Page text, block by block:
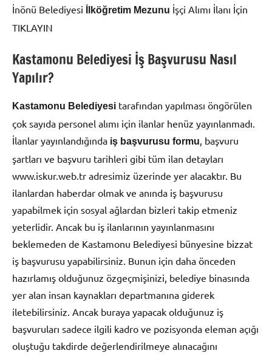
İnönü Belediyesi İlköğretim Mezunu İşçi Alımı İlanı İçin
TIKLAYIN
Kastamonu Belediyesi İş Başvurusu Nasıl
Yapılır?
Kastamonu Belediyesi tarafından yapılması öngörülen
çok sayıda personel alımı için ilanlar henüz yayınlanmadı.
İlanlar yayınlandığında iş başvurusu formu, başvuru
şartları ve başvuru tarihleri gibi tüm ilan detayları
www.iskur.web.tr adresimiz üzerinde yer alacaktır. Bu
ilanlardan haberdar olmak ve anında iş başvurusu
yapabilmek için sosyal ağlardan bizleri takip etmeniz
yeterlidir. Ancak bu iş ilanlarının yayınlanmasını
beklemeden de Kastamonu Belediyesi bünyesine bizzat
iş başvurusu yapabilirsiniz. Bunun için daha önceden
hazırlamış olduğunuz özgeçmişinizi, belediye binasında
yer alan insan kaynakları departmanına giderek
iletebilirsiniz. Ancak buraya yapacak olduğunuz iş
başvuruları sadece ilgili kadro ve pozisyonda eleman açığı
oluştuğu takdirde değerlendirilmeye alınacağını